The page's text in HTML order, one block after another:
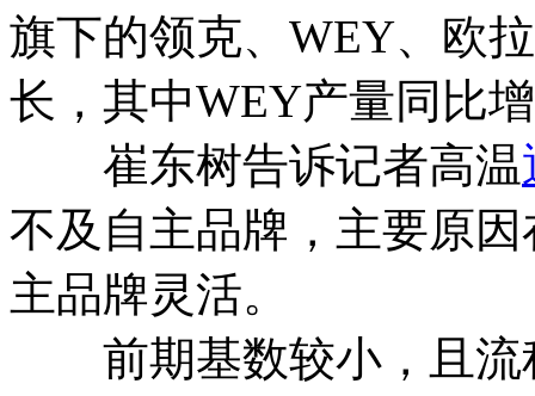
旗下的领克、WEY、欧
长，其中WEY产量同比
崔东树告诉记者高温
不及自主品牌，主要原
主品牌灵活。
前期基数较小，且流